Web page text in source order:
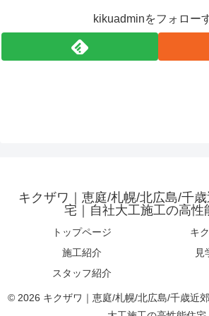
kikuadminをフォロー
キクザワ｜恵庭/札幌/北広島/千
宅｜自社大工施工の高性
トップページ
キ
施工紹介
見
スタッフ紹介
© 2026 キクザワ｜恵庭/札幌/北広島/千歳近